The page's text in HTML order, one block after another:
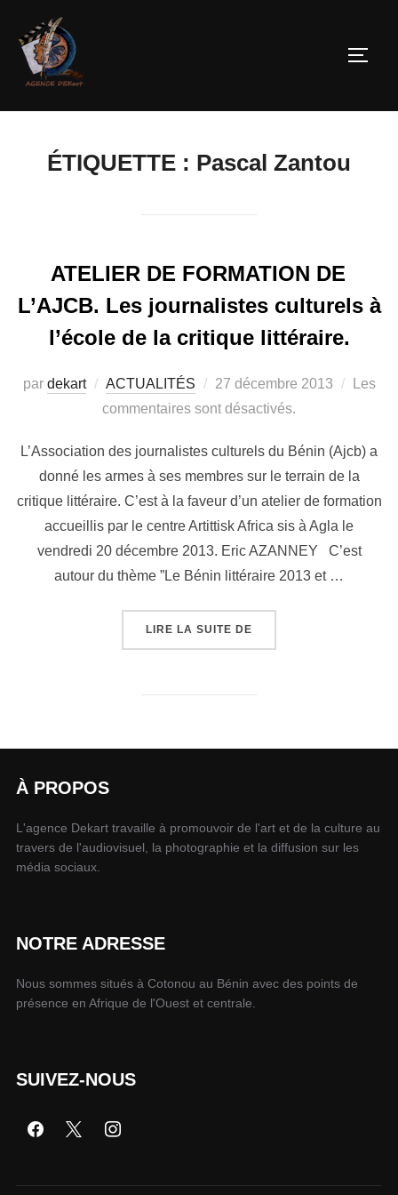
ÉTIQUETTE : Pascal Zantou
ATELIER DE FORMATION DE
L’AJCB. Les journalistes culturels à
l’école de la critique littéraire.
par dekart ACTUALITÉS 27 décembre 2013
Les
commentaires sont désactivés.
L’Association des journalistes culturels du Bénin (Ajcb) a
donné les armes à ses membres sur le terrain de la
critique littéraire. C’est à la faveur d’un atelier de formation
accueillis par le centre Artittisk Africa sis à Agla le
vendredi 20 décembre 2013. Eric AZANNEY C’est
autour du thème ”Le Bénin littéraire 2013 et …
LIRE LA SUITE DE
À PROPOS
L'agence Dekart travaille à promouvoir de l'art et de la culture au
travers de l'audiovisuel, la photographie et la diffusion sur les
média sociaux.
NOTRE ADRESSE
Nous sommes situés à Cotonou au Bénin avec des points de
présence en Afrique de l'Ouest et centrale.
SUIVEZ-NOUS